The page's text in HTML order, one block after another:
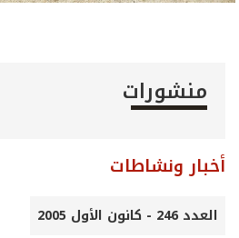
منشورات
أخبار ونشاطات
العدد 246 - كانون الأول 2005